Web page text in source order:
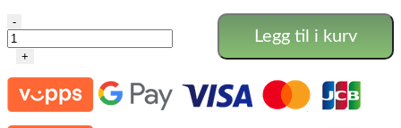
Purize
Skulderveske
–
kullfilter
vannavstøtende
-
+
Legg til i kurv